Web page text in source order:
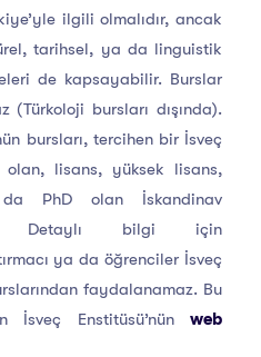
ilgili olmalıdır, ancak
tarihsel, ya da linguistik
de kapsayabilir. Burslar
(Türkoloji bursları dışında).
bursları, tercihen bir İsveç
olan, lisans, yüksek lisans,
PhD olan İskandinav
Detaylı bilgi için
ya da öğrenciler İsveç
faydalanamaz. Bu
Enstitüsü’nün
web